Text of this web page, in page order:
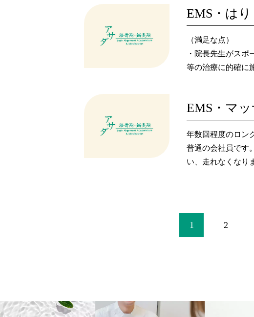
（満足な点）
・院長先生がス
等の治療に的確に
・マッサージによ
術で信頼できる。
・マッサージと併
体調に非常に合っ
（要望点）
くてすみ、下向き
年数回程度のロン
普通の会社員です
い、走れなくなり
兵庫県トライアス
家でのマッサー
1 2